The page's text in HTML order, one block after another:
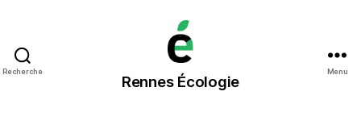
Recherche
Rennes
Écologie
Rennes Écologie
Menu